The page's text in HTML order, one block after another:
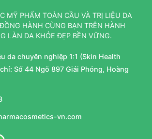
MỸ PHẨM TOÀN CẦU VÀ TRỊ LIỆU DA
HÀNH CÙNG BẠN TRÊN HÀNH
LÀN DA KHỎE ĐẸP BỀN VỮNG.
da chuyên nghiệp 1:1 (Skin Health
Số 44 Ngõ 897 Giải Phóng, Hoàng
vn.com